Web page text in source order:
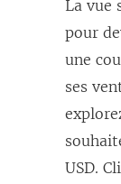
La vue
pour
une
ses
USD.